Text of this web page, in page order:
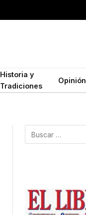
Historia y
Tradiciones
Opinión